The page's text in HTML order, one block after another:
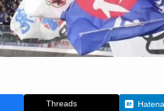
Threads Hatena